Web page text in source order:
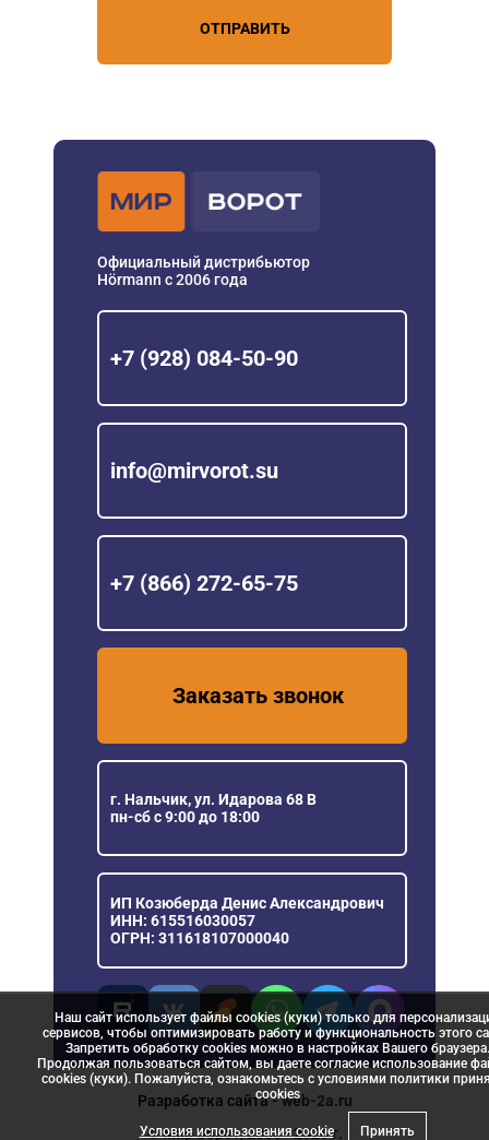
ОТПРАВИТЬ
Официальный дистрибьютор
Hörmann с 2006 года
+7 (928) 084-50-90
info@mirvorot.su
+7 (866) 272-65-75
Заказать звонок
г. Нальчик, ул. Идарова 68 В
пн-сб с 9:00 до 18:00
ИП Козюберда Денис Александрович
ИНН: 615516030057
ОГРН: 311618107000040
Разработка сайта- web-2a.ru
© Мир Ворот, 2006 - 2026 г.
Наш сайт использует файлы cookies (куки) только для
сервисов, чтобы оптимизировать работу и функциональность этого
Запретить обработку cookies можно в настройках Вашего браузера.
Продолжая пользоваться сайтом, вы даете согласие использование
cookies (куки). Пожалуйста, ознакомьтесь с условиями политики
сookies
Условия использования cookie Принять